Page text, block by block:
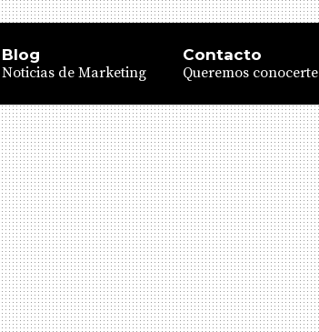
Blog
Noticias de Marketing
Contacto
Queremos conocerte